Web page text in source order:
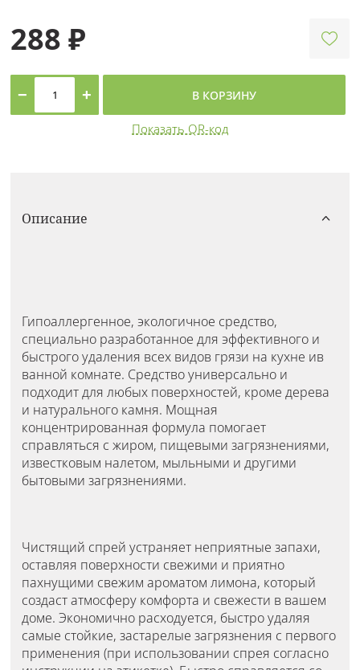
288 ₽
− + В КОРЗИНУ
Показать QR-код
Описание
Гипоаллергенное, экологичное средство,
специально разработанное для эффективного и
быстрого удаления всех видов грязи на кухне ив
ванной комнате. Средство универсально и
подходит для любых поверхностей, кроме дерева
и натурального камня. Мощная
концентрированная формула помогает
справляться с жиром, пищевыми загрязнениями,
известковым налетом, мыльными и другими
бытовыми загрязнениями.
Чистящий спрей устраняет неприятные запахи,
оставляя поверхности свежими и приятно
пахнущими свежим ароматом лимона, который
создаст атмосферу комфорта и свежести в вашем
доме. Экономично расходуется, быстро удаляя
самые стойкие, застарелые загрязнения с первого
применения (при использовании спрея согласно